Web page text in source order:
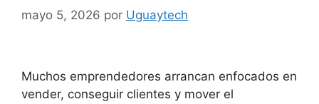
mayo 5, 2026 por Uguaytech
Muchos emprendedores arrancan enfocados en
vender, conseguir clientes y mover el